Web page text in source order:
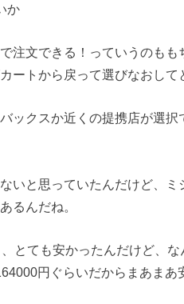
か
注文できる！っていうのも
ートから戻って選びなおして
ックスか近くの提携店が選
いと思っていたんだけど、
るんだね。
とても安かったんだけど、
円ぐらいだからまあまあ